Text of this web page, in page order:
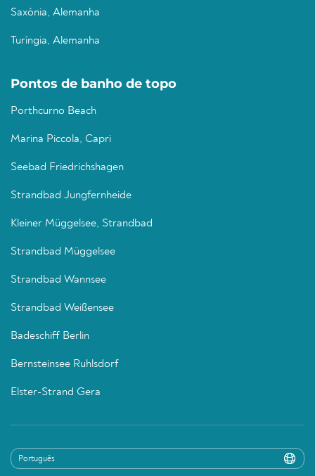
Saxónia, Alemanha
Turíngia, Alemanha
Pontos de banho de topo
Porthcurno Beach
Marina Piccola, Capri
Seebad Friedrichshagen
Strandbad Jungfernheide
Kleiner Müggelsee, Strandbad
Strandbad Müggelsee
Strandbad Wannsee
Strandbad Weißensee
Badeschiff Berlin
Bernsteinsee Ruhlsdorf
Elster-Strand Gera